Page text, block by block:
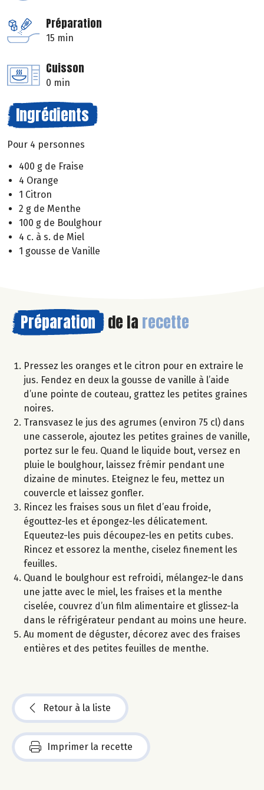
Préparation
15 min
Cuisson
0 min
Ingrédients
Pour 4 personnes
400 g de Fraise
4 Orange
1 Citron
2 g de Menthe
100 g de Boulghour
4 c. à s. de Miel
1 gousse de Vanille
Préparation de la recette
Pressez les oranges et le citron pour en extraire le
jus. Fendez en deux la gousse de vanille à l’aide
d’une pointe de couteau, grattez les petites graines
noires.
Transvasez le jus des agrumes (environ 75 cl) dans
une casserole, ajoutez les petites graines de vanille,
portez sur le feu. Quand le liquide bout, versez en
pluie le boulghour, laissez frémir pendant une
dizaine de minutes. Eteignez le feu, mettez un
couvercle et laissez gonfler.
Rincez les fraises sous un filet d’eau froide,
égouttez-les et épongez-les délicatement.
Equeutez-les puis découpez-les en petits cubes.
Rincez et essorez la menthe, ciselez finement les
feuilles.
Quand le boulghour est refroidi, mélangez-le dans
une jatte avec le miel, les fraises et la menthe
ciselée, couvrez d’un film alimentaire et glissez-la
dans le réfrigérateur pendant au moins une heure.
Au moment de déguster, décorez avec des fraises
entières et des petites feuilles de menthe.
Retour à la liste
Imprimer la recette